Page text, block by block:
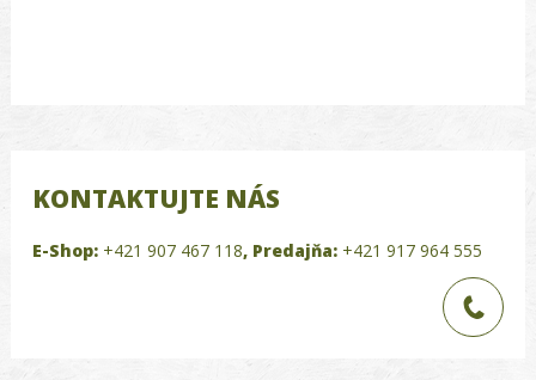
KONTAKTUJTE NÁS
E-Shop: +421 907 467 118, Predajňa: +421 917 964 555